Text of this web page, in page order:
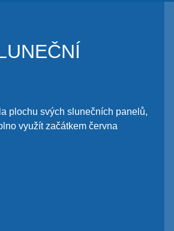
plochu svých slunečních panelů,
využít začátkem června